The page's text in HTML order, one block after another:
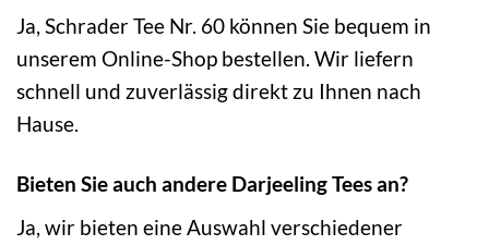
Ja, Schrader Tee Nr. 60 können Sie bequem in
unserem Online-Shop bestellen. Wir liefern
schnell und zuverlässig direkt zu Ihnen nach
Hause.
Bieten Sie auch andere Darjeeling Tees an?
Ja, wir bieten eine Auswahl verschiedener